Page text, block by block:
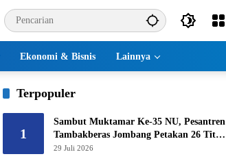
Ekonomi & Bisnis Lainnya
Terpopuler
1
Sambut Muktamar Ke-35 NU, Pesantren
Tambakberas Jombang Petakan 26 Titik
Layanan Utama
29 Juli 2026